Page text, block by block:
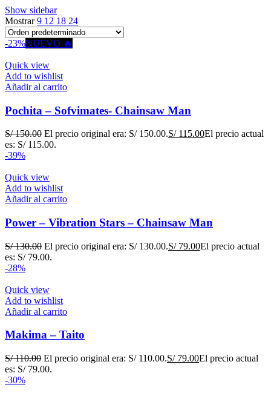
Show sidebar
Mostrar9 12 18 24
-23%NUEVO 🔥
Quick view
Add to wishlist
Añadir al carrito
Pochita – Sofvimates- Chainsaw Man
S/150.00 El precio original era: S/ 150.00.S/115.00El precio actual
es: S/ 115.00.
-39%
Quick view
Add to wishlist
Añadir al carrito
Power – Vibration Stars – Chainsaw Man
S/130.00 El precio original era: S/ 130.00.S/79.00El precio actual
es: S/ 79.00.
-28%
Quick view
Add to wishlist
Añadir al carrito
Makima – Taito
S/110.00 El precio original era: S/ 110.00.S/79.00El precio actual
es: S/ 79.00.
-30%